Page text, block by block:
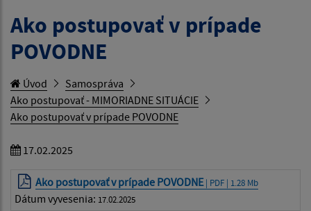
Ako postupovať v prípade
POVODNE
Úvod
Samospráva
Ako postupovať - MIMORIADNE SITUÁCIE
Ako postupovať v prípade POVODNE
17.02.2025
Ako postupovať v prípade POVODNE| PDF | 1.28 Mb
Dátum vyvesenia: 17.02.2025